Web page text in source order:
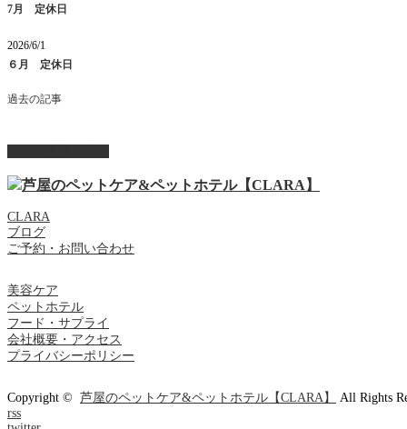
7月 定休日
2026/6/1
６月 定休日
過去の記事
CLARA
ブログ
ご予約・お問い合わせ
美容ケア
ペットホテル
フード・サプライ
会社概要・アクセス
プライバシーポリシー
Copyright © 芦屋のペットケア&ペットホテル【CLARA】
All Rights
rss